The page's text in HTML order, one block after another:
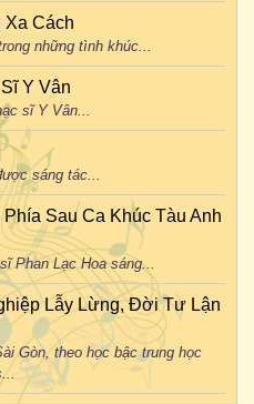
Xa Cách
những tình khúc...
Y Vân
sĩ Y Vân...
sáng tác...
Sau Ca Khúc Tàu Anh
Phan Lạc Hoa sáng...
Lẫy Lừng, Đời Tư Lận
Gòn, theo học bậc trung học